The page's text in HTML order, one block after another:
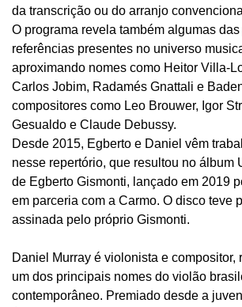
da transcrição ou do arranjo
O programa revela também algumas
referências presentes no universo
aproximando nomes como Heitor Villa-
Carlos Jobim, Radamés Gnattali e
compositores como Leo Brouwer, Igor
Gesualdo e Claude Debussy.
Desde 2015, Egberto e Daniel vêm
nesse repertório, que resultou no álbum
de Egberto Gismonti, lançado em 2019
em parceria com a Carmo. O disco teve
assinada pelo próprio Gismonti.
Daniel Murray é violonista e compositor,
um dos principais nomes do violão
contemporâneo. Premiado desde a